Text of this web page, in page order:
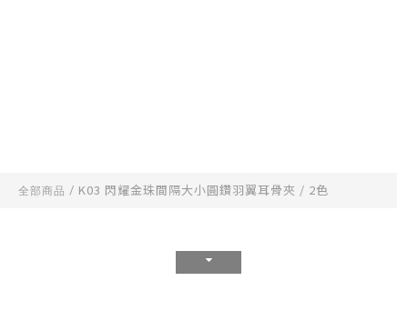
全部商品 / K03 閃耀金珠間隔大小圓鑽羽翼耳骨夾 / 2色